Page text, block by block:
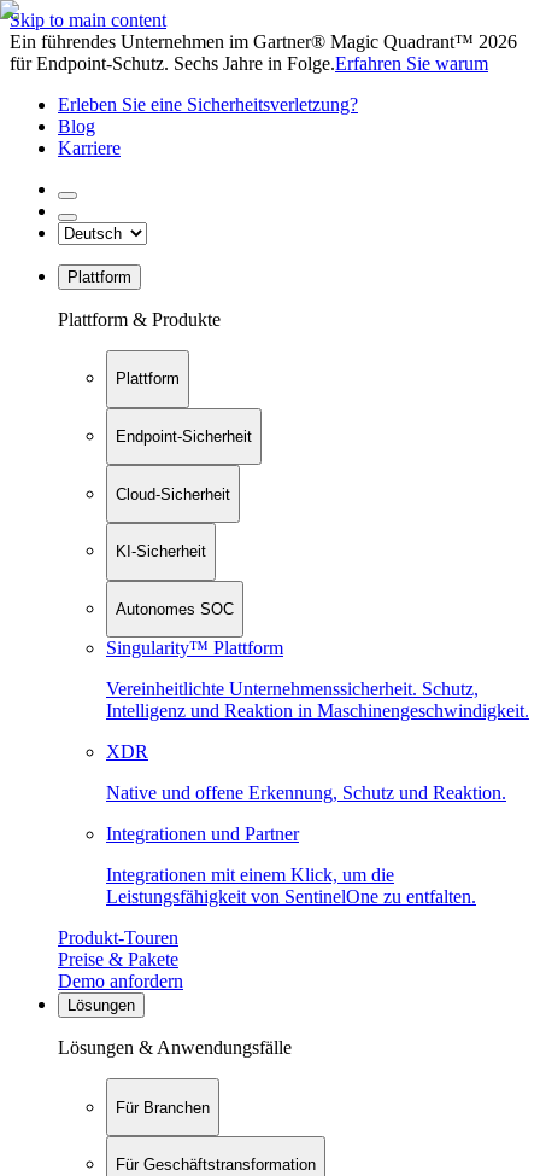
Skip to main content
Ein führendes Unternehmen im Gartner® Magic Quadrant™ 2026
für Endpoint-Schutz. Sechs Jahre in Folge.Erfahren Sie warum
Erleben Sie eine Sicherheitsverletzung?
Blog
Karriere
Plattform
Plattform & Produkte
Plattform
Endpoint-Sicherheit
Cloud-Sicherheit
KI-Sicherheit
Autonomes SOC
Singularity™ Plattform
Vereinheitlichte Unternehmenssicherheit. Schutz,
Intelligenz und Reaktion in Maschinen­geschwindigkeit.
XDR
Native und offene Erkennung, Schutz und Reaktion.
Integrationen und Partner
Integrationen mit einem Klick, um die
Leistungsfähigkeit von SentinelOne zu entfalten.
Produkt-Touren
Preise & Pakete
Demo anfordern
Lösungen
Lösungen & Anwendungsfälle
Für Branchen
Für Geschäftstransformation